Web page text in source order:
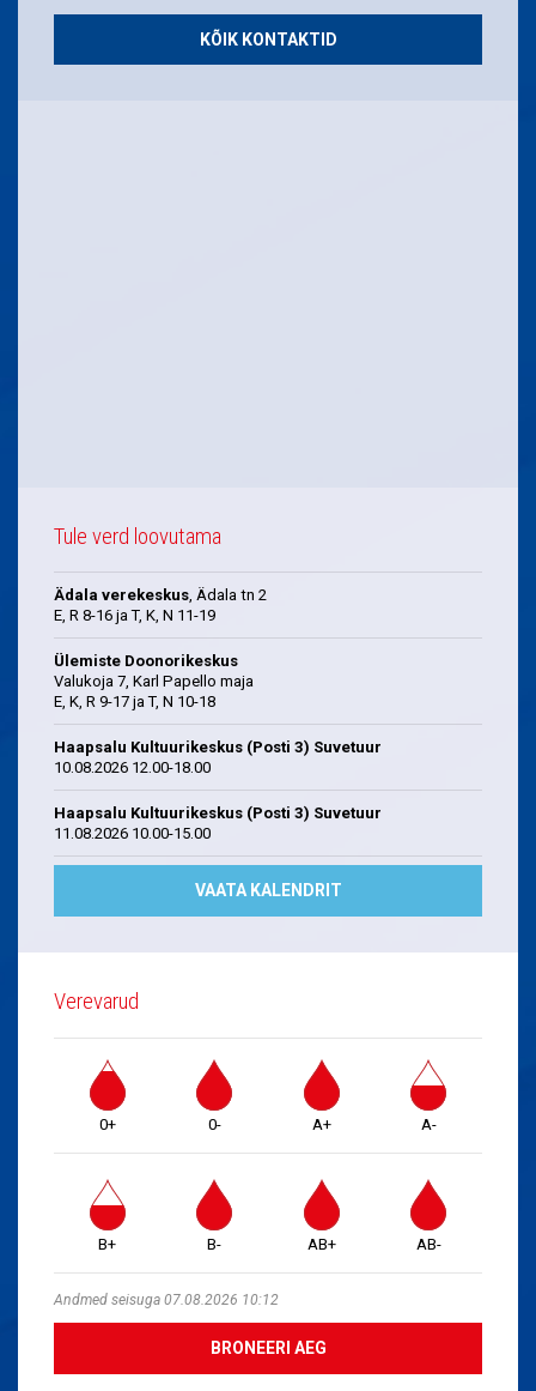
KÕIK KONTAKTID
Tule verd loovutama
Ädala verekeskus, Ädala tn 2
E, R 8-16 ja T, K, N 11-19
Ülemiste Doonorikeskus
Valukoja 7, Karl Papello maja
E, K, R 9-17 ja T, N 10-18
Haapsalu Kultuurikeskus (Posti 3) Suvetuur
10.08.2026 12.00-18.00
Haapsalu Kultuurikeskus (Posti 3) Suvetuur
11.08.2026 10.00-15.00
VAATA KALENDRIT
Verevarud
0+ 0- A+ A-
B+ B- AB+ AB-
Andmed seisuga 07.08.2026 10:12
BRONEERI AEG